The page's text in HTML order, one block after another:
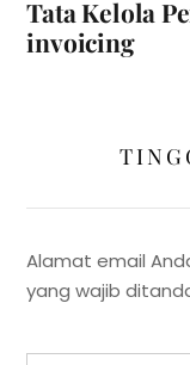
Tata Kelola
invoicing
Alamat email
yang wajib